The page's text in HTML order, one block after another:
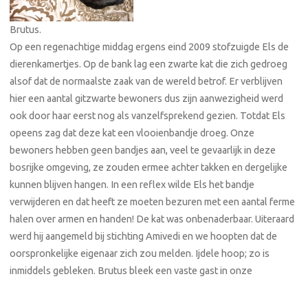
Brutus.
Op een regenachtige middag ergens eind 2009 stofzuigde Els de
dierenkamertjes. Op de bank lag een zwarte kat die zich gedroeg
alsof dat de normaalste zaak van de wereld betrof. Er verblijven
hier een aantal gitzwarte bewoners dus zijn aanwezigheid werd
ook door haar eerst nog als vanzelfsprekend gezien. Totdat Els
opeens zag dat deze kat een vlooienbandje droeg. Onze
bewoners hebben geen bandjes aan, veel te gevaarlijk in deze
bosrijke omgeving, ze zouden ermee achter takken en dergelijke
kunnen blijven hangen. In een reflex wilde Els het bandje
verwijderen en dat heeft ze moeten bezuren met een aantal ferme
halen over armen en handen! De kat was onbenaderbaar. Uiteraard
werd hij aangemeld bij stichting Amivedi en we hoopten dat de
oorspronkelijke eigenaar zich zou melden. Ijdele hoop; zo is
inmiddels gebleken. Brutus bleek een vaste gast in onze